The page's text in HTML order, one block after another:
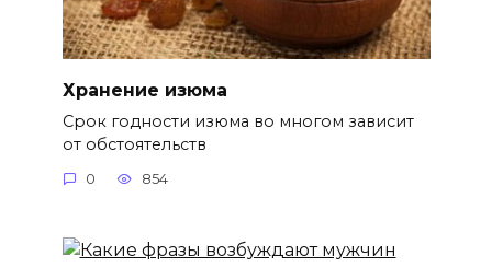
Хранение изюма
Срок годности изюма во многом зависит
от обстоятельств
0 854